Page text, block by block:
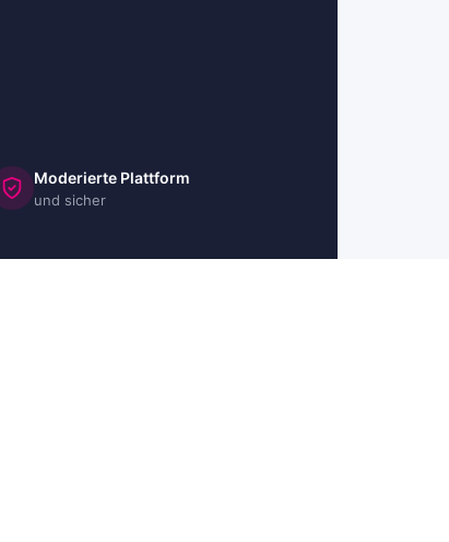
Moderierte Plattform
und sicher